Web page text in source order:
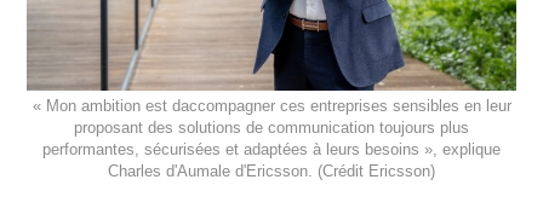
« Mon ambition est daccompagner ces entreprises sensibles en leur
proposant des solutions de communication toujours plus
performantes, sécurisées et adaptées à leurs besoins », explique
Charles d'Aumale d'Ericsson. (Crédit Ericsson)